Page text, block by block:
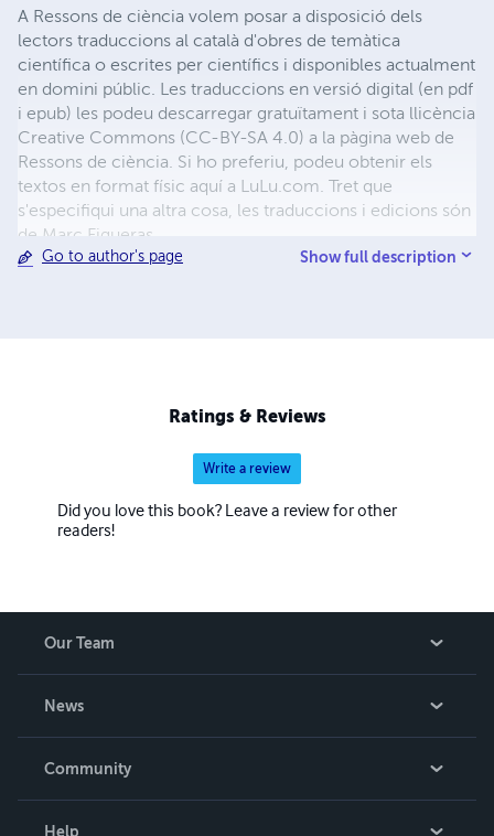
A Ressons de ciència volem posar a disposició dels
lectors traduccions al català d'obres de temàtica
científica o escrites per científics i disponibles actualment
en domini públic. Les traduccions en versió digital (en pdf
i epub) les podeu descarregar gratuïtament i sota llicència
Creative Commons (CC-BY-SA 4.0) a la pàgina web de
Ressons de ciència. Si ho preferiu, podeu obtenir els
textos en format físic aquí a LuLu.com. Tret que
s'especifiqui una altra cosa, les traduccions i edicions són
de Marc Figueras.
Go to author's page Show full description
Ratings & Reviews
Write a review
Did you love this book? Leave a review for other
readers!
Our Team
News
Community
Help